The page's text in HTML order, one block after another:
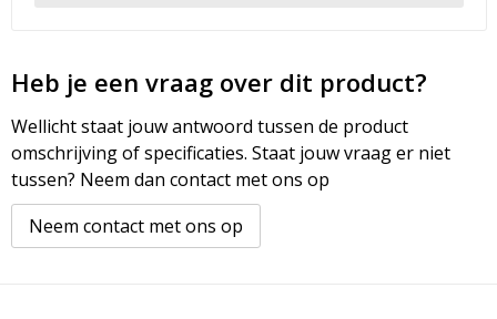
Heb je een vraag over dit product?
Wellicht staat jouw antwoord tussen de product
omschrijving of specificaties. Staat jouw vraag er niet
tussen? Neem dan contact met ons op
Neem contact met ons op